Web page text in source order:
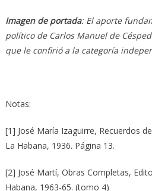
Imagen de portada: El aporte
político de Carlos Manuel de
que le confirió a la categoría
Notas:
[1] José María Izaguirre, Recuerdos
La Habana, 1936. Página 13.
[2] José Martí, Obras Completas,
Habana, 1963-65. (tomo 4)